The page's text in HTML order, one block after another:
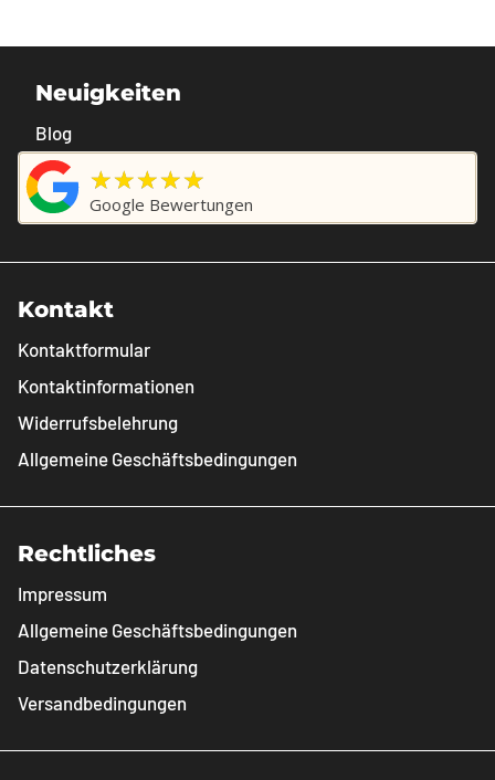
Neuigkeiten
Blog
★★★★★
Google Bewertungen
Kontakt
Kontaktformular
Kontaktinformationen
Widerrufsbelehrung
Allgemeine Geschäftsbedingungen
Rechtliches
Impressum
Allgemeine Geschäftsbedingungen
Datenschutzerklärung
Versandbedingungen